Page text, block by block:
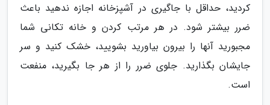
کردید، حداقل با جاگیری در آشپزخانه اجازه ندهید باعث
ضرر بیشتر شود. در هر مرتب کردن و خانه تکانی شما
مجبورید آنها را بیرون بیاورید بشویید، خشک کنید و سر
جایشان بگذارید. جلوی ضرر را از هر جا بگیرید، منفعت
است.